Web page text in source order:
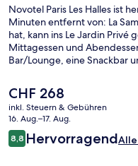
Novotel Paris Les Halles ist
Minuten entfernt von: La
hat, kann ins Le Jardin Privé
Mittagessen und
Bar/Lounge, eine Snackbar
Möglichkeiten zum
Verkehrsmitteln: Die U-
Schritte und die U-Bahn-
entfernt.
Der
aktuelle
Preis
beträgt
CHF 268.
CHF 268
inkl. Steuern & Gebühren
16. Aug.–17. Aug.
Bewertungen
8,88,8 von 10.
Hervorragend